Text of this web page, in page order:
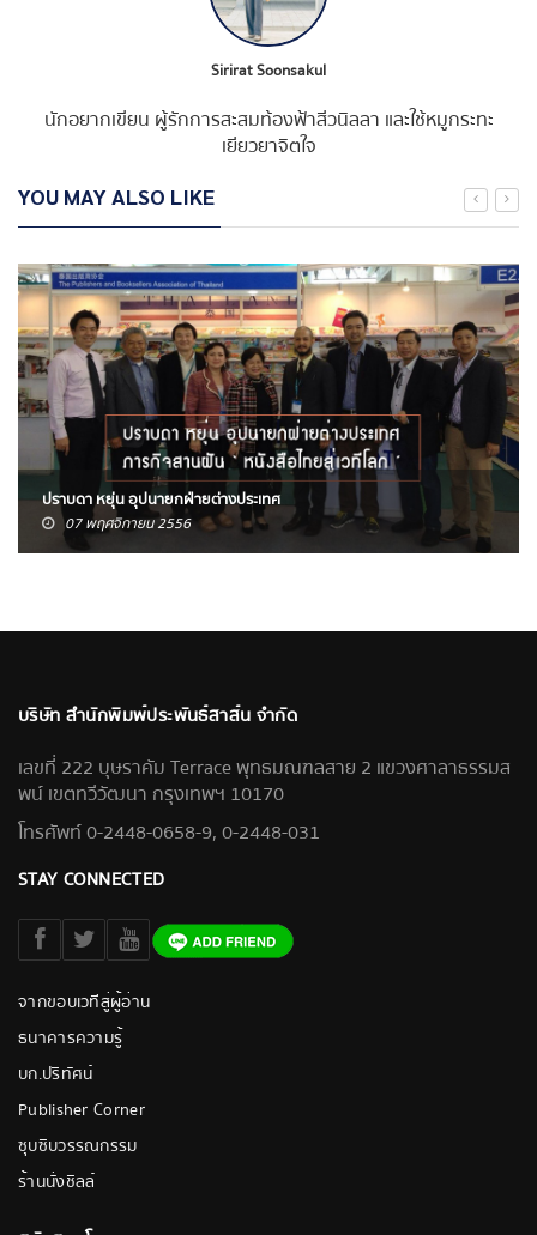
Sirirat Soonsakul
นักอยากเขียน ผู้รักการสะสมท้องฟ้าสีวนิลลา และใช้หมูกระทะ
เยียวยาจิตใจ
YOU MAY ALSO LIKE
ปราบดา หยุ่น อุปนายกฝ่ายต่างประเทศ
07 พฤศจิกายน 2556
บริษัท สำนักพิมพ์ประพันธ์สาส์น จำกัด
เลขที่ 222 บุษราคัม Terrace พุทธมณฑลสาย 2 แขวงศาลาธรรมส
พน์ เขตทวีวัฒนา กรุงเทพฯ 10170
โทรศัพท์ 0-2448-0658-9, 0-2448-031
STAY CONNECTED
จากขอบเวทีสู่ผู้อ่าน
ธนาคารความรู้
บก.ปริทัศน์
Publisher Corner
ซุบซิบวรรณกรรม
ร้านนั่งชิลล์